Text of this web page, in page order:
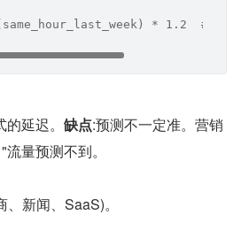
* 1.2  # 加
延迟。 缺点:预测不一定准。营销
量预测不到。
新闻、SaaS)。